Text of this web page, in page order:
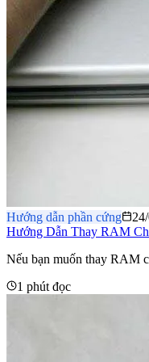
Hướng dẫn phần cứng
Hướng Dẫn Thay RAM
Nếu bạn muốn thay RAM
1 phút đọc